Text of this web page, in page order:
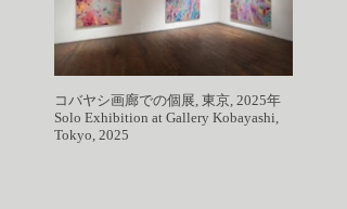
コバヤシ画廊での個展, 東京, 2025年
Solo Exhibition at Gallery Kobayashi,
Tokyo, 2025